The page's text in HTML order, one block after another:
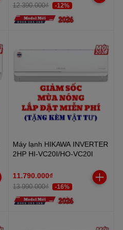
12.390.000₫ -12%
Máy lạnh HIKAWA INVERTER
2HP HI-VC20I/HO-VC20I
11.790.000₫
13.990.000₫ -16%